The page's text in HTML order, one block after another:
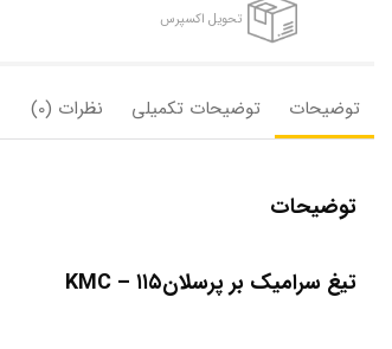
تحویل اکسپرس
توضیحات توضیحات تکمیلی نظرات (0)
توضیحات
تیغ سرامیک بر پرسلانKMC – ۱۱۵